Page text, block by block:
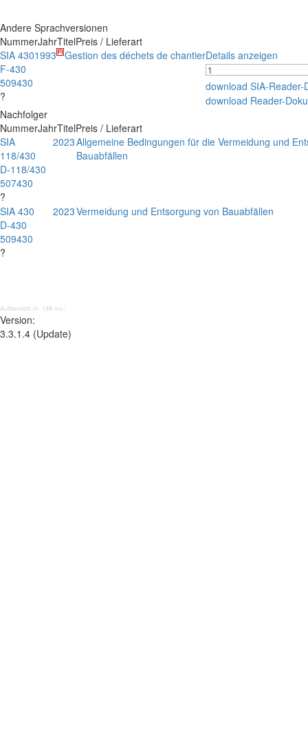
Andere Sprachversionen
NummerJahrTitelPreis / Lieferart
SIA 430
F-430
509430
?
1993 Gestion des déchets de chantierDetails anzeigen
download SIA-Reader-
download Reader-
Nachfolger
NummerJahrTitelPreis / Lieferart
SIA
118/430
D-118/430
507430
?
2023Allgemeine Bedingungen für die Vermeidung und
Bauabfällen
SIA 430
D-430
509430
?
2023Vermeidung und Entsorgung von Bauabfällen
Aufbereitet in: 149 ms;
Version:
3.3.1.4 (Update)